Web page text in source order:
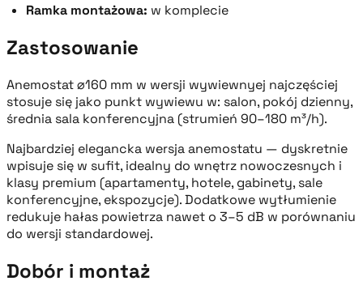
Ramka montażowa: w komplecie
Zastosowanie
Anemostat ⌀160 mm w wersji wywiewnyej najczęściej
stosuje się jako punkt wywiewu w: salon, pokój dzienny,
średnia sala konferencyjna (strumień 90–180 m³/h).
Najbardziej elegancka wersja anemostatu — dyskretnie
wpisuje się w sufit, idealny do wnętrz nowoczesnych i
klasy premium (apartamenty, hotele, gabinety, sale
konferencyjne, ekspozycje). Dodatkowe wytłumienie
redukuje hałas powietrza nawet o 3–5 dB w porównaniu
do wersji standardowej.
Dobór i montaż